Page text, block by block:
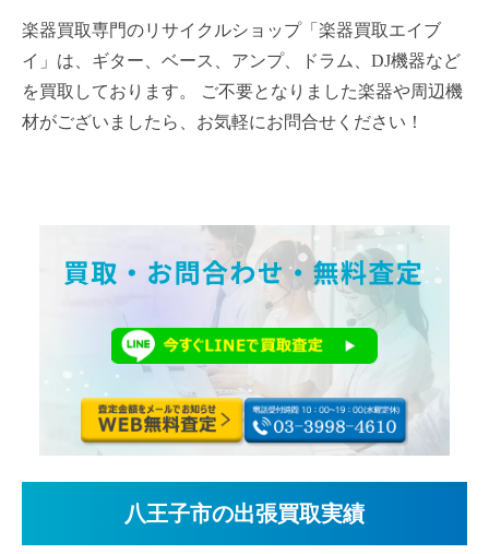
楽器買取専門のリサイクルショップ「楽器買取エイブ
イ」は、ギター、ベース、アンプ、ドラム、DJ機器など
を買取しております。 ご不要となりました楽器や周辺機
材がございましたら、お気軽にお問合せください！
八王子市の出張買取実績